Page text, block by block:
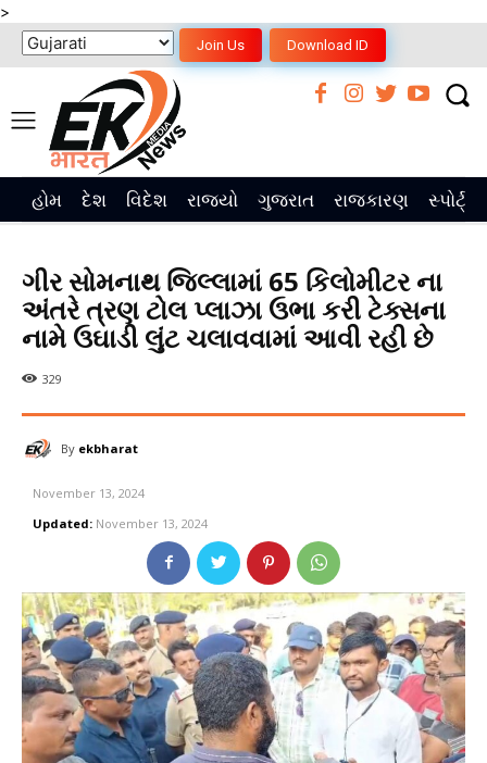
>
Join Us Download ID
હોમ દેશ વિદેશ રાજ્યો ગુજરાત રાજકારણ સ્પોર્ટ્સ
ગીર સોમનાથ જિલ્લામાં 65 કિલોમીટર ના
અંતરે ત્રણ ટોલ પ્લાઝા ઉભા કરી ટેક્સના
નામે ઉઘાડી લુંટ ચલાવવામાં આવી રહી છે
329
By ekbharat
November 13, 2024
Updated: November 13, 2024